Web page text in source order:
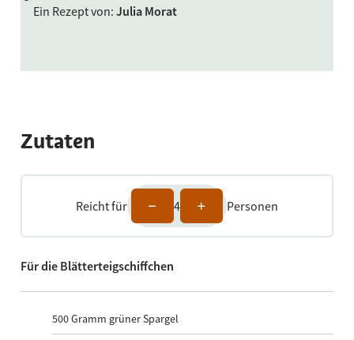
Ein Rezept von: Julia Morat
Zutaten
Reicht für 4 Personen
Für die Blätterteigschiffchen
500Gramm grüner Spargel